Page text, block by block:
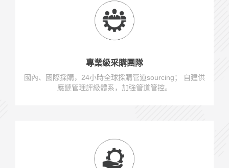
專業級采購團隊
國內、國際採購，24小時全球採購管道sourcing； 自建供
應鏈管理評級體系，加強管道管控。